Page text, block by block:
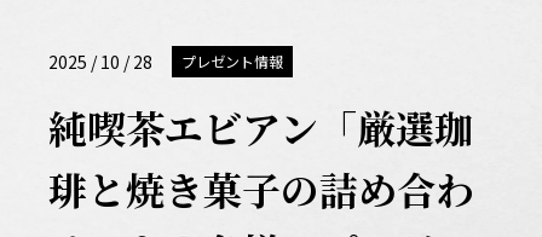
2025 / 10 / 28 プレゼント情報
純喫茶エビアン「厳選珈
琲と焼き菓子の詰め合わ